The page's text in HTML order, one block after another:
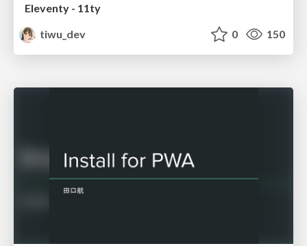
Eleventy - 11ty
tiwu_dev
0 150